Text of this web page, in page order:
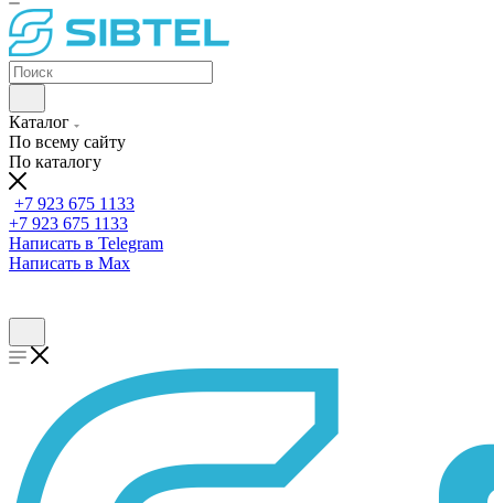
Каталог
По всему сайту
По каталогу
+7 923 675 1133
+7 923 675 1133
Написать в Telegram
Написать в Max